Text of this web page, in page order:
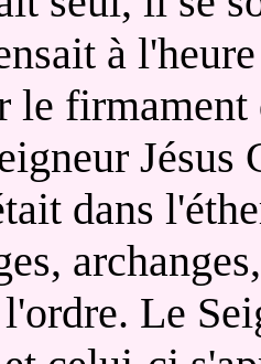
à
le
Jésus
dans
Le